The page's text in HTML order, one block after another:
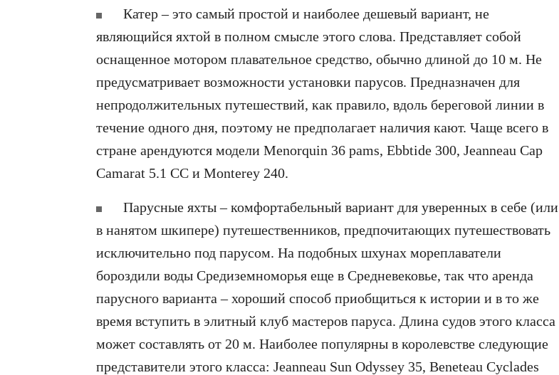
Катер – это самый простой и наиболее дешевый вариант, не
являющийся яхтой в полном смысле этого слова. Представляет собой
оснащенное мотором плавательное средство, обычно длиной до 10 м. Не
предусматривает возможности установки парусов. Предназначен для
непродолжительных путешествий, как правило, вдоль береговой линии в
течение одного дня, поэтому не предполагает наличия кают. Чаще всего в
стране арендуются модели Menorquin 36 pams, Ebbtide 300, Jeanneau Cap
Camarat 5.1 CC и Monterey 240.
Парусные яхты – комфортабельный вариант для уверенных в себе (или
в нанятом шкипере) путешественников, предпочитающих путешествовать
исключительно под парусом. На подобных шхунах мореплаватели
бороздили воды Средиземноморья еще в Средневековье, так что аренда
парусного варианта – хороший способ приобщиться к истории и в то же
время вступить в элитный клуб мастеров паруса. Длина судов этого класса
может составлять от 20 м. Наиболее популярны в королевстве следующие
представители этого класса: Jeanneau Sun Odyssey 35, Beneteau Cyclades